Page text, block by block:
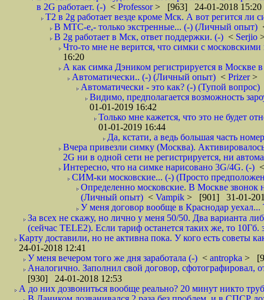
в 2G работает. (-) < Professor> [963] 24-01-2018 15:20
T2 в 2g работает везде кроме Мск. А вот регится
В МТС-е,- только экстренные... (-) (Личный опыт)
В 2g работает в Мск, ответ поддержки. (-) < Serjio
Что-то мне не верится, что симки с
16:20
А как симка Дэником регистрируется в Москве
Автоматически.. (-) (Личный опыт) < Prizer>
Автоматически - это как? (-) (Тупой вопрос)
Видимо, предполагается возможность
01-01-2019 16:42
Только мне кажется, что это не будет
01-01-2019 16:44
Да, кстати, а ведь большая часть
Вчера привезли симку (Москва).
2G ни в одной сети не регистрируется, ни
Интересно, что на симке нарисовано 3G/4G. (-)
СИМ-ки московские... (-) (Просто
Определенно московские. В Москве звонок
(Личный опыт) < Vampik > [901] 31-01-
У меня договор вообще в Краснодар
За всех не скажу, но лично у меня 50/50. Два варианта
(сейчас TELE2). Если тариф останется таких же, то
Карту доставили, но не активна пока. У кого есть советы
24-01-2018 12:41
У меня вечером того же дня заработала (-) < antropka >
Аналогично. Заполнил свой договор,
[930] 24-01-2018 12:53
А до них дозвониться вообще реально? 20 минут никто